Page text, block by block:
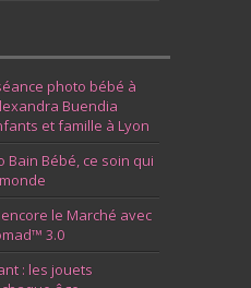
photo bébé à
Buendia
et famille à Lyon
Bain Bébé, ce soin qui
le Marché avec
3.0
: les jouets